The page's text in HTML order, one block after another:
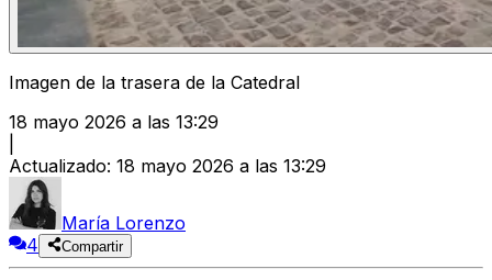
Imagen de la trasera de la Catedral
18 mayo 2026 a las 13:29
Actualizado: 18 mayo 2026 a las 13:29
María Lorenzo
4
Compartir